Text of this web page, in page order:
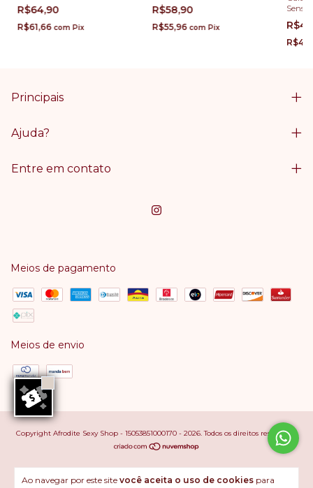
Ao navegar por este site você aceita o uso de cookies para
R$64,90
R$61,66 com Pix
R$58,90
R$55,96 com Pix
Principais
Ajuda?
Entre em contato
Meios de pagamento
Meios de envio
Copyright Afrodite Sexy Shop - 15053851000170 - 2026. Todos os direitos reservados.